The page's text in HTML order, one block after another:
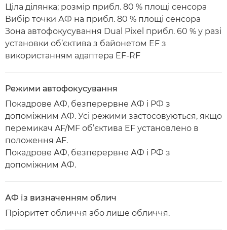
Ціла ділянка; розмір прибл. 80 % площі сенсора
Вибір точки АФ на прибл. 80 % площі сенсора
Зона автофокусування Dual Pixel прибл. 60 % у разі
установки об’єктива з байонетом EF з
використанням адаптера EF-RF
Режими автофокусування
Покадрове АФ, безперервне АФ і РФ з
допоміжним АФ. Усі режими застосовуються, якщо
перемикач AF/MF об’єктива EF установлено в
положення AF.
Покадрове АФ, безперервне АФ і РФ з
допоміжним АФ.
АФ із визначенням облич
Пріоритет обличчя або лише обличчя.